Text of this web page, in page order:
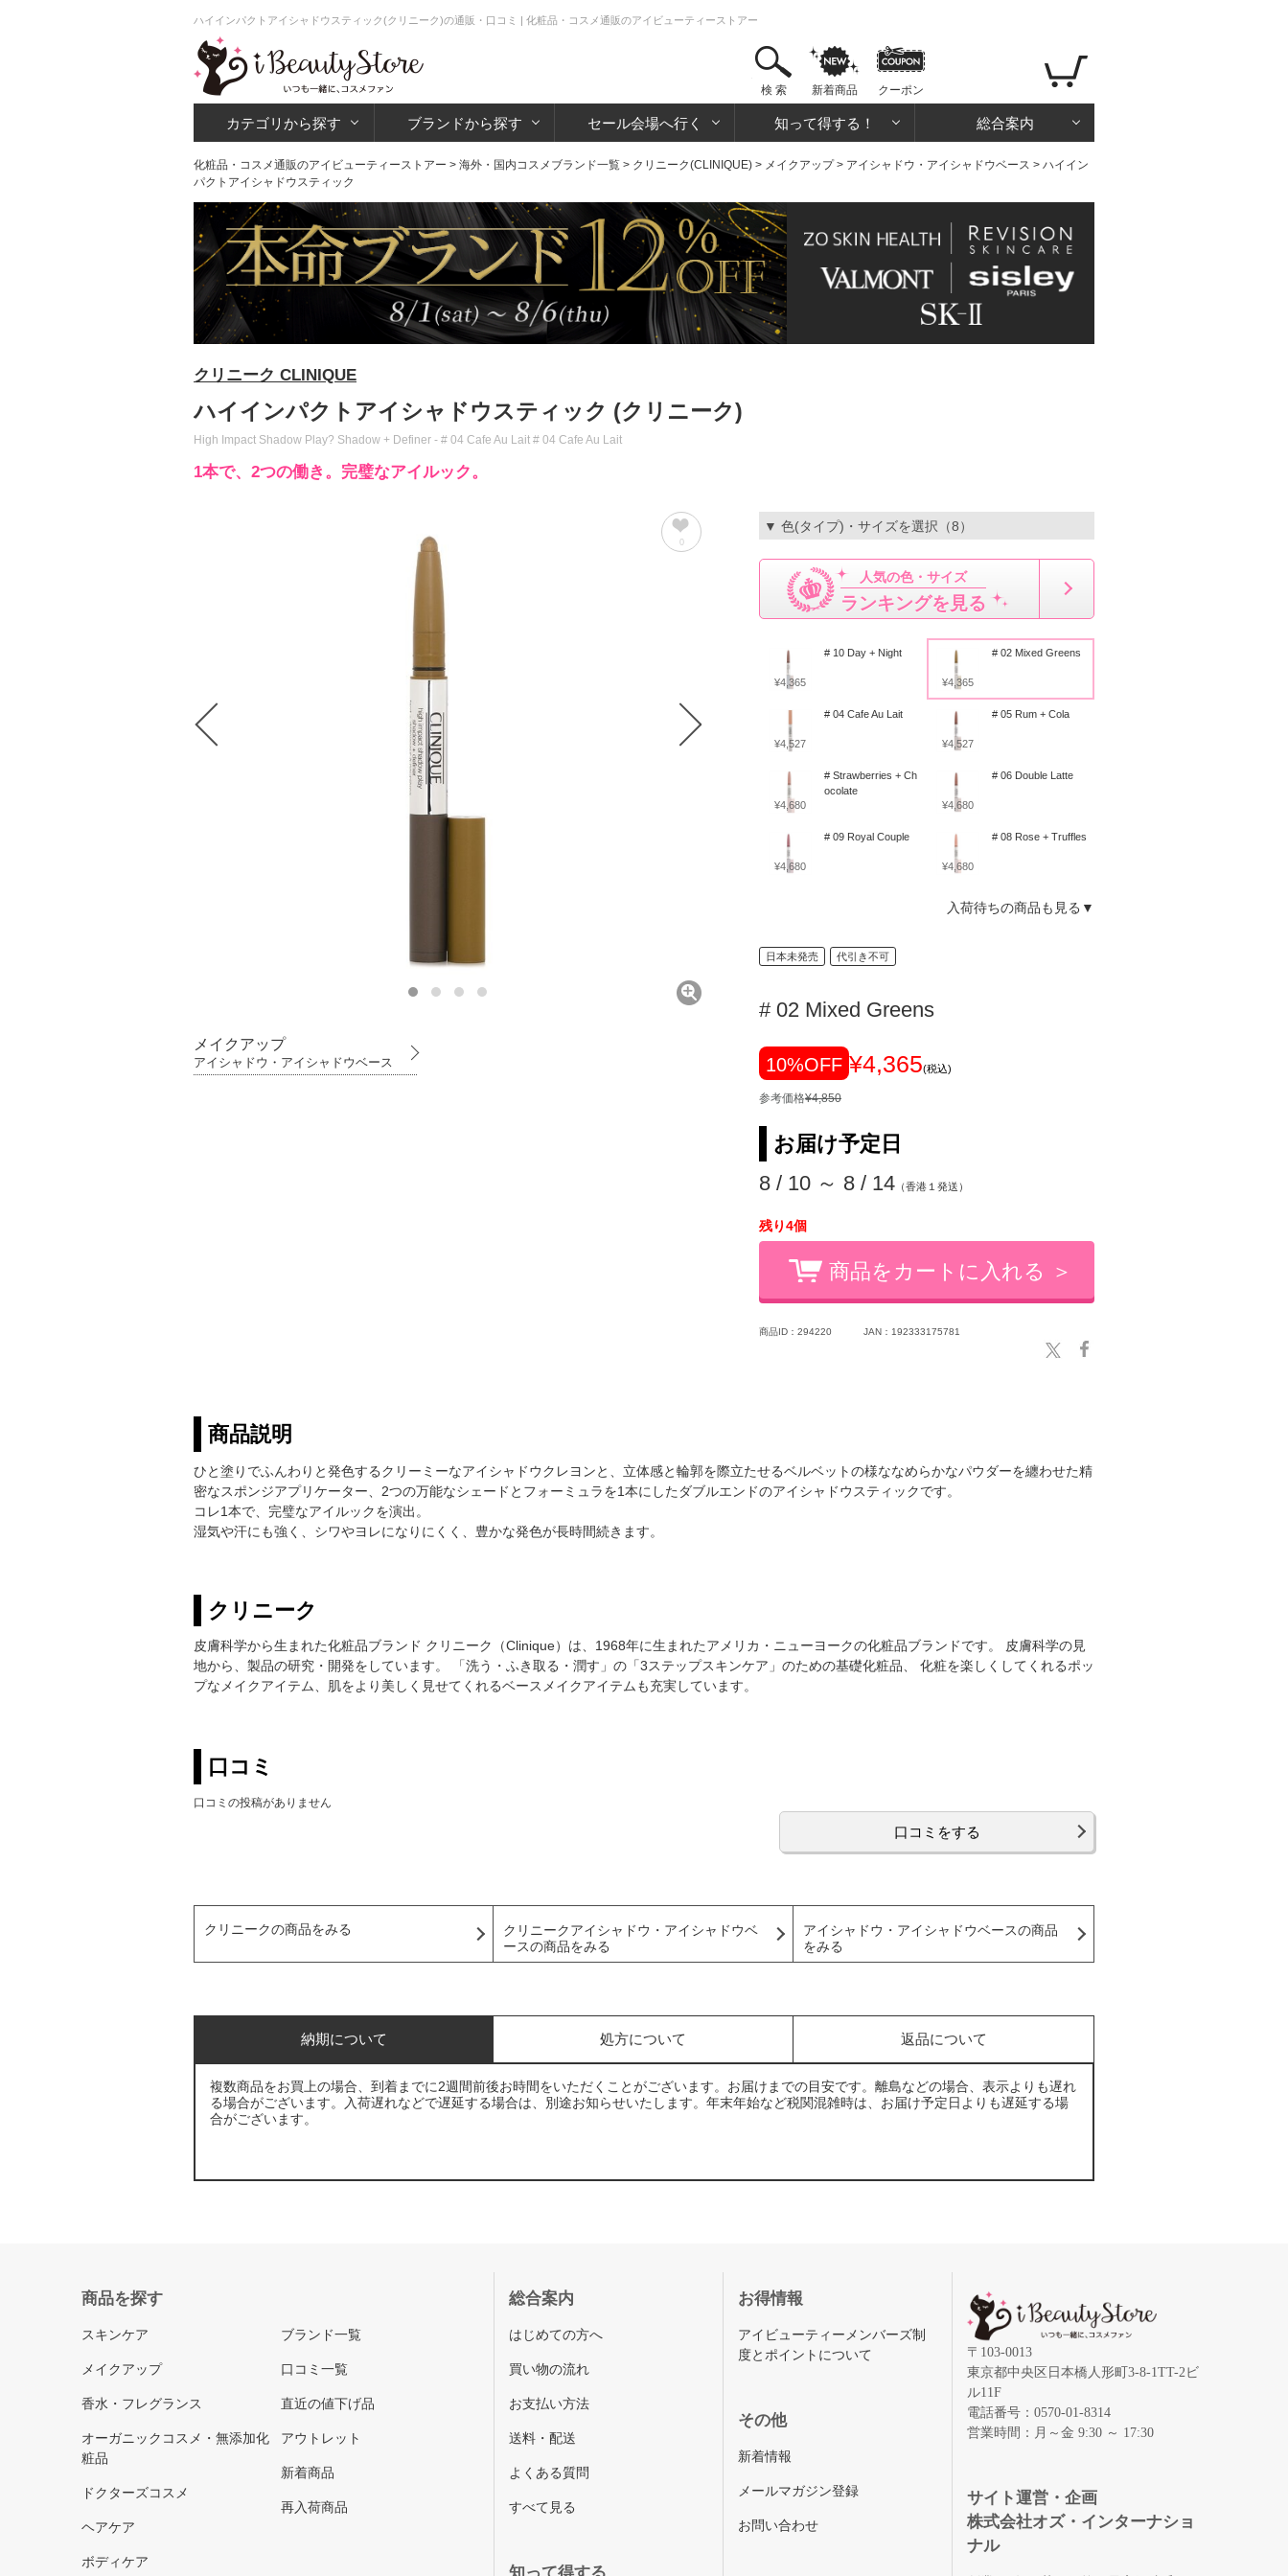
ハイインパクトアイシャドウスティック(クリニーク)の通販・口コミ | 化粧品・コスメ通販のアイビューティーストアー
検 索 新着商品 クーポン
カテゴリから探す ブランドから探す セール会場へ行く 知って得する！ 総合案内
化粧品・コスメ通販のアイビューティーストアー > 海外・国内コスメブランド一覧 > クリニーク(CLINIQUE) > メイクアップ> アイシャドウ・アイシャドウベース > ハイイン
パクトアイシャドウスティック
クリニーク CLINIQUE
ハイインパクトアイシャドウスティック (クリニーク)
High Impact Shadow Play? Shadow + Definer - # 04 Cafe Au Lait # 04 Cafe Au Lait
1本で、2つの働き。完璧なアイルック。
0
メイクアップ
アイシャドウ・アイシャドウベース
▼ 色(タイプ)・サイズを選択（8）
人気の色・サイズ
ランキングを見る
¥4,365
# 10 Day + Night
¥4,365
# 02 Mixed Greens
¥4,527
# 04 Cafe Au Lait
¥4,527
# 05 Rum + Cola
¥4,680
# Strawberries + Ch
ocolate
¥4,680
# 06 Double Latte
¥4,680
# 09 Royal Couple
¥4,680
# 08 Rose + Truffles
入荷待ちの商品も見る▼
日本未発売 代引き不可
# 02 Mixed Greens
10%OFF ¥4,365(税込)
参考価格¥4,850
お届け予定日
8 / 10 ～ 8 / 14 （香港１発送）
残り4個
商品をカートに入れる ＞
商品ID：294220 JAN：192333175781
商品説明
ひと塗りでふんわりと発色するクリーミーなアイシャドウクレヨンと、立体感と輪郭を際立たせるベルベットの様ななめらかなパウダーを纏わせた精
密なスポンジアプリケーター、2つの万能なシェードとフォーミュラを1本にしたダブルエンドのアイシャドウスティックです。
コレ1本で、完璧なアイルックを演出。
湿気や汗にも強く、シワやヨレになりにくく、豊かな発色が長時間続きます。
クリニーク
皮膚科学から生まれた化粧品ブランド クリニーク（Clinique）は、1968年に生まれたアメリカ・ニューヨークの化粧品ブランドです。 皮膚科学の見
地から、製品の研究・開発をしています。 「洗う・ふき取る・潤す」の「3ステップスキンケア」のための基礎化粧品、 化粧を楽しくしてくれるポッ
プなメイクアイテム、肌をより美しく見せてくれるベースメイクアイテムも充実しています。
口コミ
口コミの投稿がありません
口コミをする
クリニークの商品をみる
クリニークアイシャドウ・アイシャドウベ
ースの商品をみる
アイシャドウ・アイシャドウベースの商品
をみる
納期について 処方について 返品について
複数商品をお買上の場合、到着までに2週間前後お時間をいただくことがございます。お届けまでの目安です。離島などの場合、表示よりも遅れ
る場合がございます。入荷遅れなどで遅延する場合は、別途お知らせいたします。年末年始など税関混雑時は、お届け予定日よりも遅延する場
合がございます。
商品を探す
スキンケア
メイクアップ
香水・フレグランス
オーガニックコスメ・無添加化
粧品
ドクターズコスメ
ヘアケア
ボディケア
ブランド一覧
口コミ一覧
直近の値下げ品
アウトレット
新着商品
再入荷商品
総合案内
はじめての方へ
買い物の流れ
お支払い方法
送料・配送
よくある質問
すべて見る
お得情報
アイビューティーメンバーズ制
度とポイントについて
その他
新着情報
メールマガジン登録
お問い合わせ
〒103-0013
東京都中央区日本橋人形町3-8-1TT-2ビ
ル11F
電話番号：0570-01-8314
営業時間：月～金 9:30 ～ 17:30
サイト運営・企画
株式会社オズ・インターナショ
ナル